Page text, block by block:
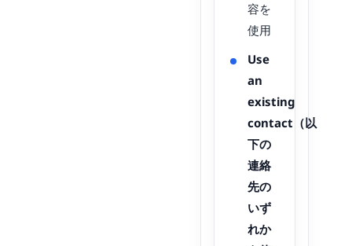
容を
使用
Use
an
existing
contact（以
下の
連絡
先の
いず
れか